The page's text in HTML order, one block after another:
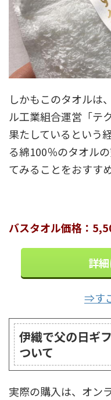
しかもこのタオルは
ル工業組合運営「テ
果たしているという
る綿100％のタオル
てみることをおすす
バスタオル価格：
詳
⇒す
伊織で父の日ギ
ついて
実際の購入は、オン